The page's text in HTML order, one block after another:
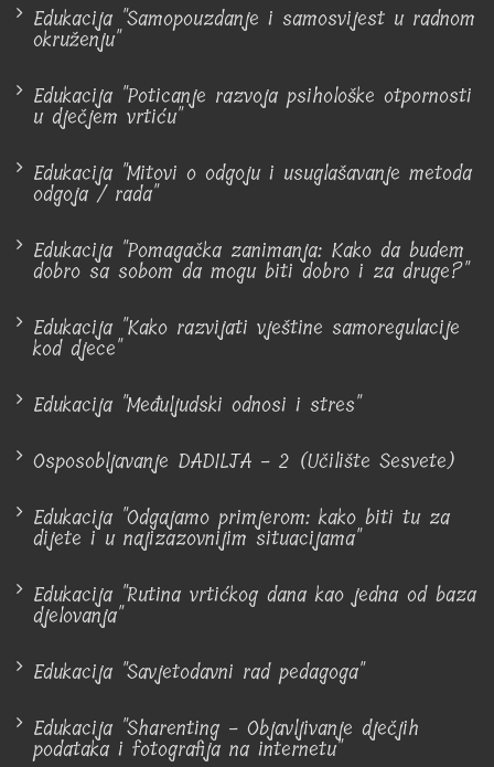
Edukacija "Samopouzdanje i samosvijest u radnom
okruženju"
Edukacija "Poticanje razvoja psihološke otpornosti
u dječjem vrtiću"
Edukacija "Mitovi o odgoju i usuglašavanje metoda
odgoja / rada"
Edukacija "Pomagačka zanimanja: Kako da budem
dobro sa sobom da mogu biti dobro i za druge?"
Edukacija "Kako razvijati vještine samoregulacije
kod djece"
Edukacija "Međuljudski odnosi i stres"
Osposobljavanje DADILJA - 2 (Učilište Sesvete)
Edukacija "Odgajamo primjerom: kako biti tu za
dijete i u najizazovnijim situacijama"
Edukacija "Rutina vrtićkog dana kao jedna od baza
djelovanja"
Edukacija "Savjetodavni rad pedagoga"
Edukacija "Sharenting - Objavljivanje dječjih
podataka i fotografija na internetu"